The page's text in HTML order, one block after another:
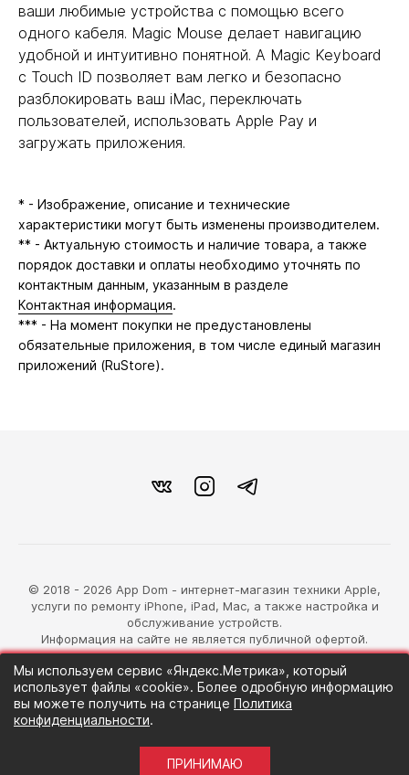
ваши любимые устройства с помощью всего
одного кабеля. Magic Mouse делает навигацию
удобной и интуитивно понятной. А Magic Keyboard
с Touch ID позволяет вам легко и безопасно
разблокировать ваш iMac, переключать
пользователей, использовать Apple Pay и
загружать приложения.
* - Изображение, описание и технические
характеристики могут быть изменены производителем.
** - Актуальную стоимость и наличие товара, а также
порядок доставки и оплаты необходимо уточнять по
контактным данным, указанным в разделе
Контактная информация.
*** - На момент покупки не предустановлены
обязательные приложения, в том числе единый магазин
приложений (RuStore).
© 2018 - 2026 App Dom - интернет-магазин техники Apple,
услуги по ремонту iPhone, iPad, Mac, а также настройка и
обслуживание устройств.
Информация на сайте не является публичной офертой.
разработка магазина
Синий Лев
Мы используем сервис «Яндекс.Метрика», который
использует файлы «cookie». Более одробную информацию
вы можете получить на странице Политика
конфиденциальности.
ПРИНИМАЮ